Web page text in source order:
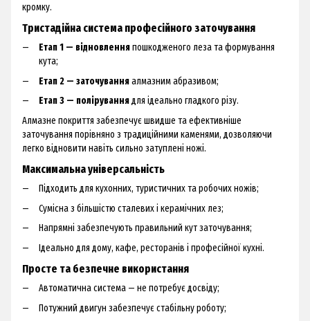
кромку.
Тристадійна система професійного заточування
Етап 1 — відновленняпошкодженого леза та формування
кута;
Етап 2 — заточуванняалмазним абразивом;
Етап 3 — поліруваннядля ідеально гладкого різу.
Алмазне покриття забезпечує швидше та ефективніше
заточування порівняно з традиційними каменями, дозволяючи
легко відновити навіть сильно затуплені ножі.
Максимальна універсальність
Підходить для кухонних, туристичних та робочих ножів;
Сумісна з більшістю сталевих і керамічних лез;
Напрямні забезпечують правильний кут заточування;
Ідеально для дому, кафе, ресторанів і професійної кухні.
Просте та безпечне використання
Автоматична система — не потребує досвіду;
Потужний двигун забезпечує стабільну роботу;